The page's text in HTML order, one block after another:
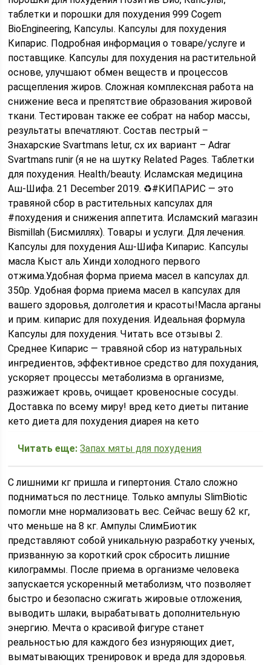
таблетки и порошки для похудения 999 Cogem
BioEngineering, Капсулы. Капсулы для похудения
Кипарис. Подробная информация о товаре/услуге и
поставщике. Капсулы для похудения на растительной
основе, улучшают обмен веществ и процессов
расщепления жиров. Сложная комплексная работа на
снижение веса и препятствие образования жировой
ткани. Тестирован также ее собрат на набор массы,
результаты впечатляют. Состав пестрый –
Знахарские Svartmans letur, сх их вариант – Adrar
Svartmans runir (я не на шутку Related Pages. Таблетки
для похудения. Health/beauty. Исламская медицина
Аш-Шифа. 21 December 2019. ♻#КИПАРИС — это
травяной сбор в растительных капсулах для
#похудения и снижения аппетита. Исламский магазин
Bismillah (Бисмиллях). Товары и услуги. Для лечения.
Капсулы для похудения Аш-Шифа Кипарис. Капсулы
масла Кыст аль Хинди холодного первого
отжима.Удобная форма приема масел в капсулах дл.
350р. Удобная форма приема масел в капсулах для
вашего здоровья, долголетия и красоты!Масла арганы
и прим. кипарис для похудения. Идеальная формула
Капсулы для похудения. Читать все отзывы 2.
Среднее Кипарис — травяной сбор из натуральных
ингредиентов, эффективное средство для похудания,
ускоряет процессы метаболизма в организме,
разжижает кровь, очищает кровеносные сосуды.
Доставка по всему миру! вред кето диеты питание
кето диета для похудения диарея на кето
Читать еще: Запах мяты для похудения
С лишними кг пришла и гипертония. Стало сложно
подниматься по лестнице. Только ампулы SlimBiotic
помогли мне нормализовать вес. Сейчас вешу 62 кг,
что меньше на 8 кг. Ампулы СлимБиотик
представляют собой уникальную разработку ученых,
призванную за короткий срок сбросить лишние
килограммы. После приема в организме человека
запускается ускоренный метаболизм, что позволяет
быстро и безопасно сжигать жировые отложения,
выводить шлаки, вырабатывать дополнительную
энергию. Мечта о красивой фигуре станет
реальностью для каждого без изнуряющих диет,
выматывающих тренировок и вреда для здоровья.